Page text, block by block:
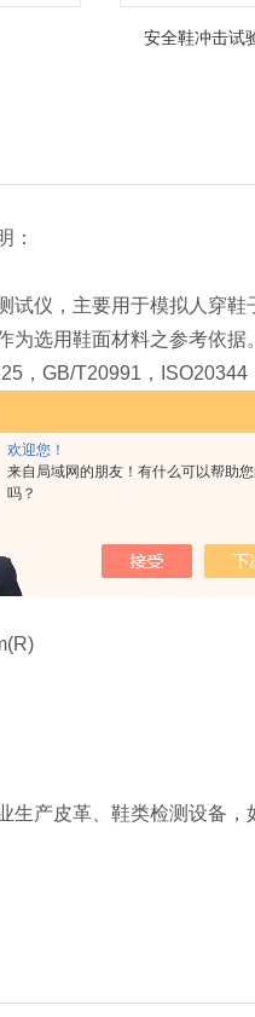
欢迎您！
来自局域网的朋友！有什么可以帮助
吗？
安全鞋冲击试
：
试仪，主要用于模拟人穿
为选用鞋面材料之参考依
，GB/T20991，ISO20344
：
生产皮革、鞋类检测设备